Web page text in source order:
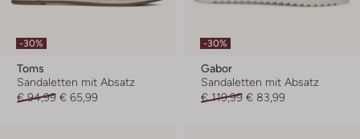
-30%
Toms
Sandaletten mit Absatz
€ 94,99 € 65,99
-30%
Gabor
Sandaletten mit Absatz
€ 119,99 € 83,99